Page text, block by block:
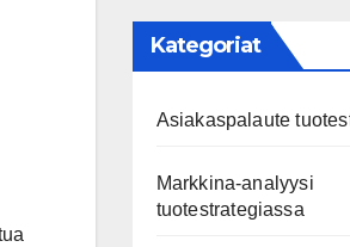
Kategoriat
Asiakaspalaute
Markkina-analyysi
tuotestrategiassa